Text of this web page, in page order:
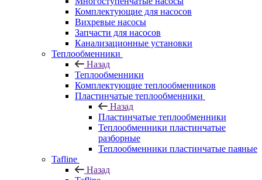
Комплектующие для насосов
Вихревые насосы
Запчасти для насосов
Канализационные установки
Теплообменники
Назад
Теплообменники
Комплектующие теплообменников
Пластинчатые теплообменники
Назад
Пластинчатые теплообменники
Теплообменники пластинчатые
разборные
Теплообменники пластинчатые паяные
Tafline
Назад